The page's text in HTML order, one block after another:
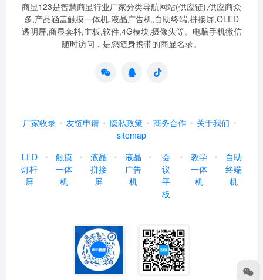
商显123是智慧商显行业厂家分类导航网站(供应链),供应商众
多,产品涵盖触摸一体机,液晶广告机,自助终端,拼接屏,OLED
透明屏,商显套料,主板,软件,4G模块,摄像头等。电脑手机微信
随时访问，是您随身携带的商显名录。
厂家收录 友链申请 隐私政策 商务合作
关于我们
sitemap
LED
灯杆
屏
触摸
一体
机
液晶
拼接
屏
液晶
广告
机
会
议
平
板
教学
一体
机
自助
终端
机